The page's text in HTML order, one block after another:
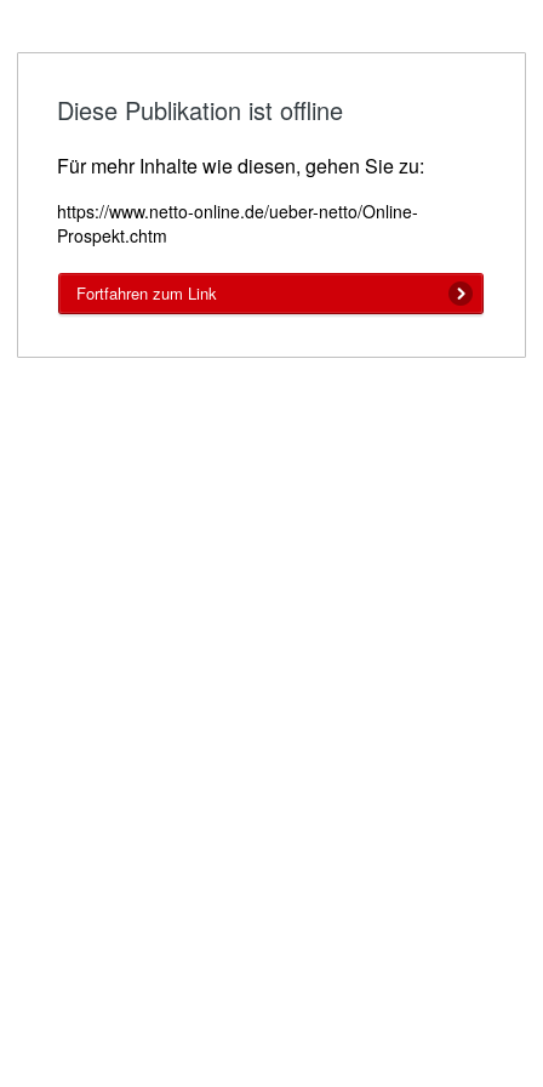
Diese Publikation ist offline
Für mehr Inhalte wie diesen, gehen Sie zu:
https://www.netto-online.de/ueber-netto/Online-
Prospekt.chtm
Fortfahren zum Link